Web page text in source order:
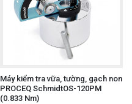
Máy kiểm tra vữa, tường, gạch non
PROCEQ SchmidtOS-120PM
(0.833 Nm)